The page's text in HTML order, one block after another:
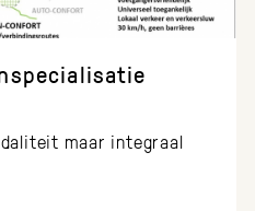
maar integraal